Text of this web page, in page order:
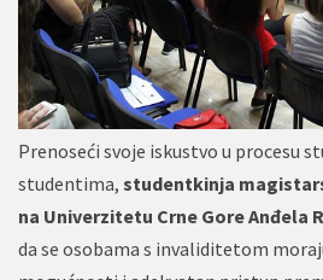
Prenoseći svoje iskustvo u procesu
studentima, studentkinja
na Univerzitetu Crne Gore Anđela
da se osobama s invaliditetom